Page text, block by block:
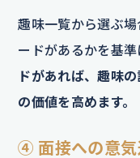
趣味一覧から選ぶ
ードがあるかを基準
ドがあれば、趣味
の価値を高めます。
④ 面接への意気